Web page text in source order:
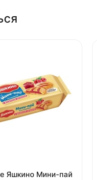
Яшкино Мини-пай